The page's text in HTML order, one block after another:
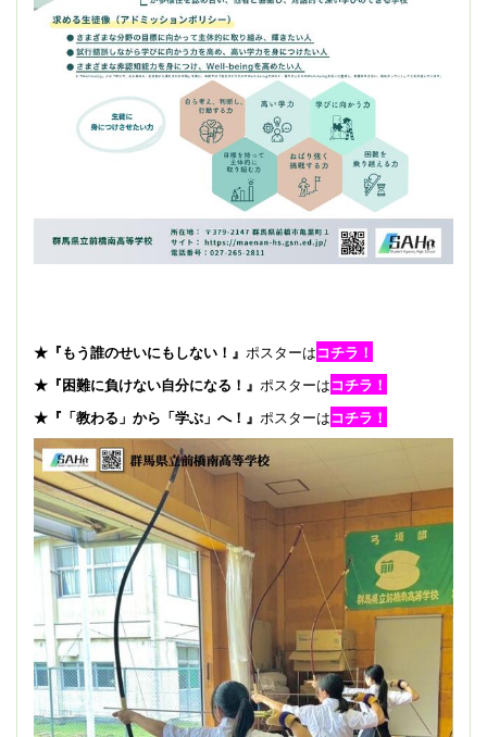
★『もう誰のせいにもしない！』 ポスターはコチラ！
★『困難に負けない自分になる！』 ポスターはコチラ！
★『「教わる」から「学ぶ」へ！』 ポスターはコチラ！